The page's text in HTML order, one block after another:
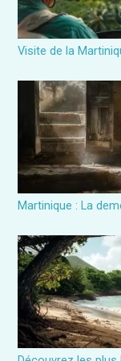
Visite de la
Martinique : La